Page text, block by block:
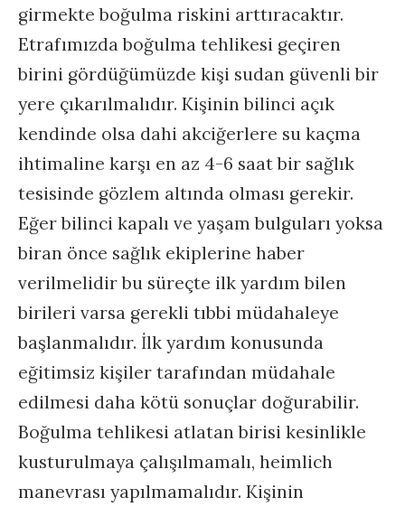
girmekte boğulma riskini arttıracaktır.
Etrafımızda boğulma tehlikesi geçiren
birini gördüğümüzde kişi sudan güvenli bir
yere çıkarılmalıdır. Kişinin bilinci açık
kendinde olsa dahi akciğerlere su kaçma
ihtimaline karşı en az 4-6 saat bir sağlık
tesisinde gözlem altında olması gerekir.
Eğer bilinci kapalı ve yaşam bulguları yoksa
biran önce sağlık ekiplerine haber
verilmelidir bu süreçte ilk yardım bilen
birileri varsa gerekli tıbbi müdahaleye
başlanmalıdır. İlk yardım konusunda
eğitimsiz kişiler tarafından müdahale
edilmesi daha kötü sonuçlar doğurabilir.
Boğulma tehlikesi atlatan birisi kesinlikle
kusturulmaya çalışılmamalı, heimlich
manevrası yapılmamalıdır. Kişinin